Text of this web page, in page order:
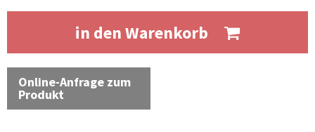
in den Warenkorb
Online-Anfrage zum
Produkt